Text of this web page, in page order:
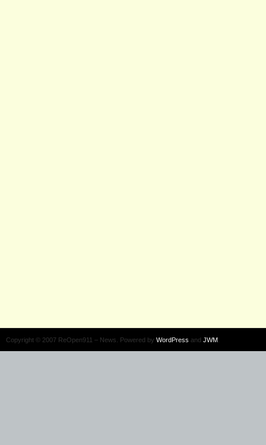
Copyright © 2007 ReOpen911 – News. Powered by WordPress and JWM